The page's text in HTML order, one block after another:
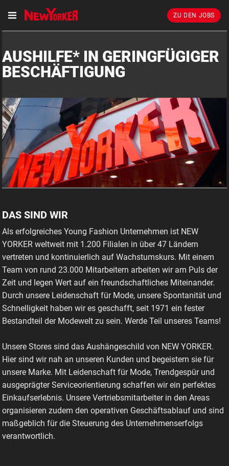
ZU DEN JOBS
AUSHILFE* IN GERINGFÜGIGER
BESCHÄFTIGUNG
DAS SIND WIR
Als erfolgreiches Young Fashion Unternehmen ist NEW
YORKER weltweit mit 1.200 Filialen in über 47 Ländern
vertreten und kontinuierlich auf Wachstumskurs. Mit einem
Team von rund 23.000 Mitarbeitern arbeiten wir am Puls der
Zeit und legen Wert auf ein freundschaftliches Miteinander.
Durch unsere Leidenschaft für Mode, unsere Spontanität und
Schnelligkeit haben wir es geschafft, seit 1971 ein fester
Bestandteil der Modewelt zu sein. Werde Teil unseres Teams!
Unsere Stores sind das Aushängeschild von NEW YORKER.
Hier sind wir nah an unseren Kunden und begeistern sie für
unsere Marke. Mit Leidenschaft für Mode, Trendgespür und
ausgeprägter Serviceorientierung schaffen wir ein perfektes
Einkaufserlebnis. Unsere Vertriebsmitarbeiter in den Areas
organisieren zudem den operativen Geschäftsablauf und sind
maßgeblich für die Steuerung des Unternehmenserfolgs
verantwortlich.